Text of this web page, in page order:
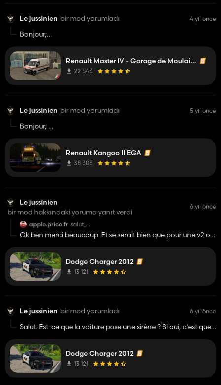
Le jussinien bir mod yorumladı 4 yıl önce
Bonjour,
bon boulot, est ce qu'il y aurait moyen de vous contacter via
discord ? Et est ce que je pourrais le reskin en véhicule
d'astreinte mécanique des Sapeurs-Pompiers ?
Renault Master IV - Garage de Moulains
22 543
Le jussinien bir mod yorumladı 5 yıl önce
Bonjour,
Vos mods sont grave bien, j'ai vu votre page Fb et est ce que
vous aller mettre d'autre mods EGA public ??
Renault Kangoo II EGA
38 308
Le jussinien
bir mod hakkındaki yoruma yanıt verdi
6 yıl önce
apple.price.fr salut,
es-ce que prochainement tu sortiras une crown vic
?
Ok ben merci beaucoup. Et se serait bien que pour une v2 ou
Dodge Charger 2012
13 121
Le jussinien bir mod yorumladı 6 yıl önce
Salut. Est-ce que la voiture pose une sirène ? Si oui, c'est quel
réponses
Dodge Charger 2012
13 121